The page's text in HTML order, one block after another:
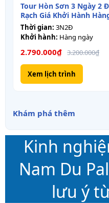
Tour Hòn Sơn 3 Ngày 2
Rạch Giá Khởi Hành
Thời gian: 3N2Đ
Khởi hành: Hàng ngày
2.790.000₫ 3.200.000₫
Xem lịch trình
Khám phá thêm
Kinh
Nam Du
lưu ý